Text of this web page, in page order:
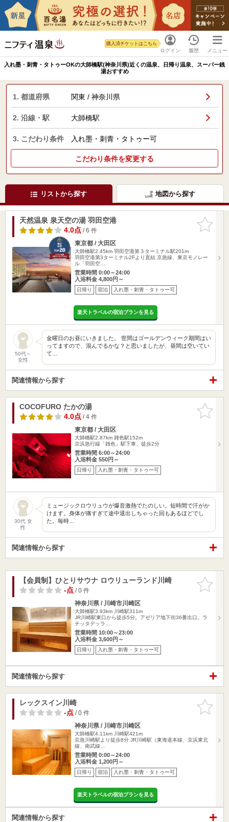
ログイン
購入済チケットはこちら
履歴 メニュー
入れ墨・刺青・タトゥーOKの大師橋駅(神奈川県)近くの温泉、日帰り温泉、スーパー銭
湯おすすめ
1. 都道府県 関東 / 神奈川県
2. 沿線・駅 大師橋駅
3. こだわり条件 入れ墨・刺青・タトゥー可
こだわり条件を変更する
リストから探す 地図から探す
お気に入
りに追加
天然温泉 泉天空の湯 羽田空港
4.0点/ 6 件
東京都 / 大田区
大師橋駅2.45km 羽田空港第３ターミナル駅201m
羽田空港第3ターミナル2Fより直結 京急線、東京モノレー
ル「羽田空…
営業時間 0:00～24:00
入浴料金 4,800円～
日帰り 宿泊 入れ墨・刺青・タトゥー可
楽天トラベルの宿泊プランを見る
50代～
女性
金曜日のお昼にいきました。 世間はゴールデンウィーク期間はい
ってますので、混んでるかな？と思いましたが、昼間は空いてい
て…
関連情報から探す
お気に入
りに追加
COCOFURO たかの湯
4.0点/ 4 件
東京都 / 大田区
大師橋駅2.87km 雑色駅152m
京浜急行線「雑色」駅下車、徒歩2分
営業時間 6:00～24:00
入浴料金 550円～
日帰り 入れ墨・刺青・タトゥー可
30代 女
性
ミュージックロウリュウが爆音激熱でたのしい。短時間で汗がか
けます。身体が痛すぎて途中退出しちゃった回もあるほどでし
た。毎時…
関連情報から探す
お気に入
りに追加
【会員制】ひとりサウナ ロウリューランド川崎
-点/ 0 件
神奈川県 / 川崎市川崎区
大師橋駅3.93km
川崎駅311m
JR川崎駅東口から徒歩5分。アゼリア地下街36番出口。ラ
チッタデッラ…
営業時間 10:00～23:00
入浴料金 3,600円～
日帰り 入れ墨・刺青・タトゥー可
関連情報から探す
お気に入
りに追加
レックスイン川崎
-点/ 0 件
神奈川県 / 川崎市川崎区
大師橋駅4.11km
川崎駅421m
京急川崎駅より徒歩8分 JR川崎駅（東海道本線、京浜東北
線、南武線…
営業時間 0:00～24:00
入浴料金 1,200円～
日帰り 宿泊 入れ墨・刺青・タトゥー可
楽天トラベルの宿泊プランを見る
関連情報から探す